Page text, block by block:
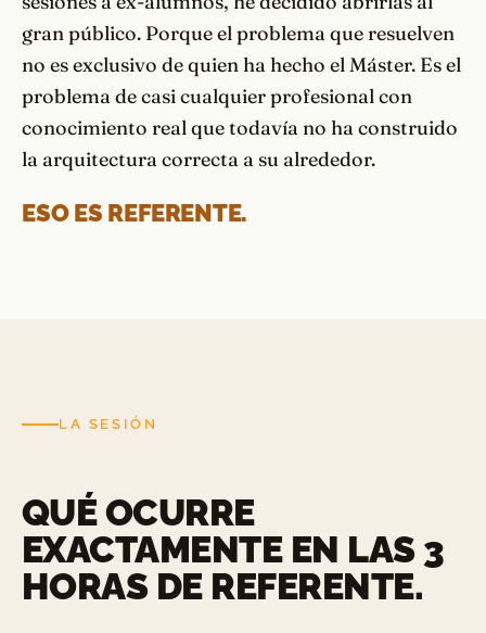
gran público. Porque el problema que resuelven
no es exclusivo de quien ha hecho el Máster. Es el
problema de casi cualquier profesional con
conocimiento real que todavía no ha construido
la arquitectura correcta a su alrededor.
ESO ES REFERENTE.
LA SESIÓN
QUÉ OCURRE
EXACTAMENTE EN LAS 3
HORAS DE REFERENTE.